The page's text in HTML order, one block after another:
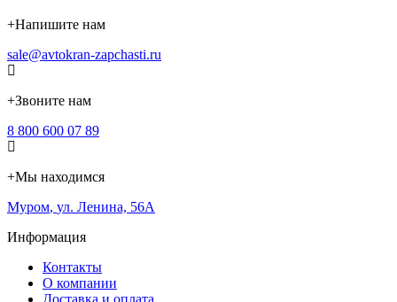
+Напишите нам
sale@avtokran-zapchasti.ru
+Звоните нам
8 800 600 07 89
+Мы находимся
Муром, ул. Ленина, 56А
Информация
Контакты
О компании
Доставка и оплата